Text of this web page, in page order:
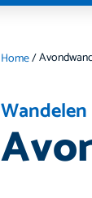
Home/
Wandelen